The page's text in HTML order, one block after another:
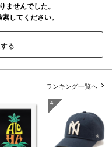
ませんでした。
してください。
る
ランキング一覧へ
4